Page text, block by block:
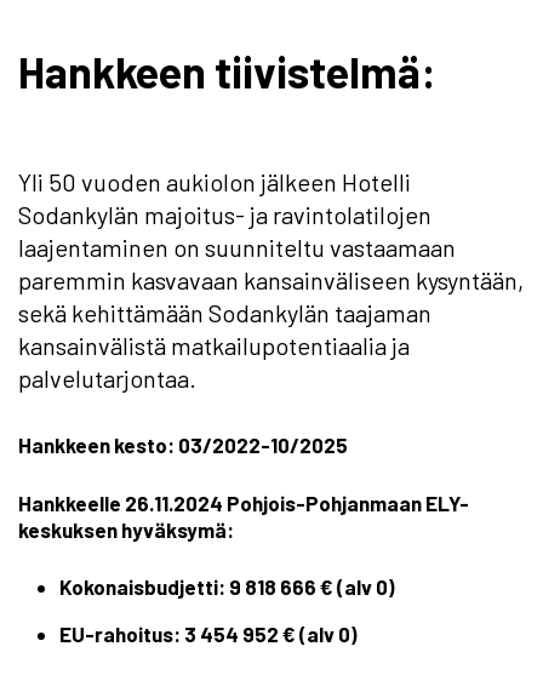
Hankkeen tiivistelmä:
Yli 50 vuoden aukiolon jälkeen Hotelli
Sodankylän majoitus- ja ravintolatilojen
laajentaminen on suunniteltu vastaamaan
paremmin kasvavaan kansainväliseen kysyntään,
sekä kehittämään Sodankylän taajaman
kansainvälistä matkailupotentiaalia ja
palvelutarjontaa.
Hankkeen kesto: 03/2022-10/2025
Hankkeelle 26.11.2024 Pohjois-Pohjanmaan ELY-
keskuksen hyväksymä:
Kokonaisbudjetti: 9 818 666 € (alv 0)
EU-rahoitus: 3 454 952 € (alv 0)